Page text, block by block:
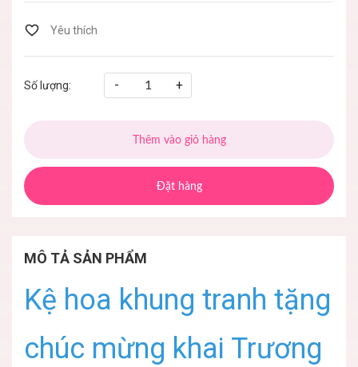
Số lượng: - +
Thêm vào giỏ hàng
Đặt hàng
MÔ TẢ SẢN PHẨM
Kệ hoa khung tranh tặng
chúc mừng khai Trương